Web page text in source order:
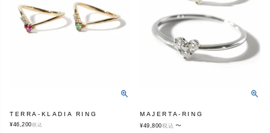
TERRA-KLADIA RING
¥46,200税込
MAJERTA-RING
¥49,800税込 〜